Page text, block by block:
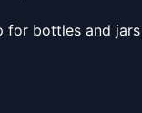
for bottles and jars